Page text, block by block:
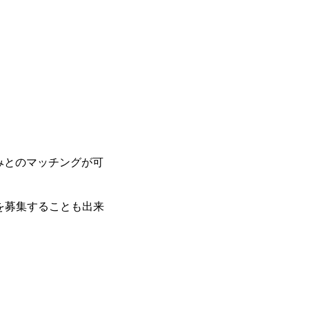
のマッチングが可
募集することも出来